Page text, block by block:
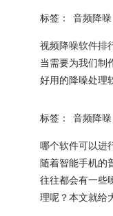
标签： 音频降噪
视频降噪软件排
当需要为我们制
好用的降噪处理
标签： 音频降噪
哪个软件可以进
随着智能手机的
往往都会有一些
理呢？本文就给